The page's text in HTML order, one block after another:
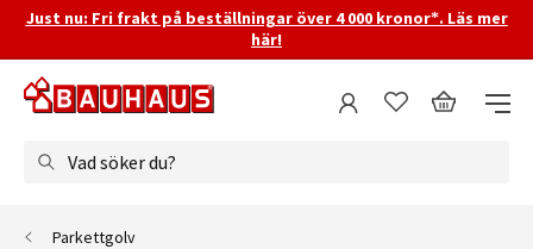
Just nu: Fri frakt på beställningar över 4 000 kronor*. Läs mer
här!
Vad söker du?
Parkettgolv